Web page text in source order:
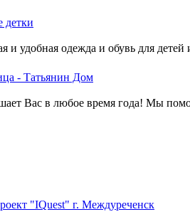
и удобная одежда и обувь для детей
- Татьянин Дом
Вас в любое время года! Мы
"IQuest" г. Междуреченск